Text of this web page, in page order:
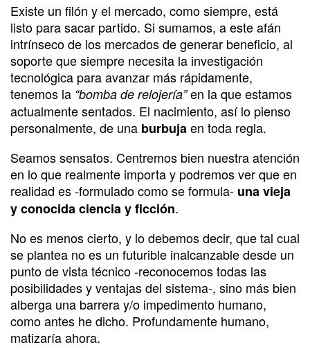
Existe un filón y el mercado, como siempre, está
listo para sacar partido. Si sumamos, a este afán
intrínseco de los mercados de generar beneficio, al
soporte que siempre necesita la investigación
tecnológica para avanzar más rápidamente,
tenemos la “bomba de relojería”en la que estamos
actualmente sentados. El nacimiento, así lo pienso
personalmente, de una burbujaen toda regla.
Seamos sensatos. Centremos bien nuestra atención
en lo que realmente importa y podremos ver que en
realidad es -formulado como se formula- una vieja
y conocida ciencia y ficción.
No es menos cierto, y lo debemos decir, que tal cual
se plantea no es un futurible inalcanzable desde un
punto de vista técnico -reconocemos todas las
posibilidades y ventajas del sistema-, sino más bien
alberga una barrera y/o impedimento humano,
como antes he dicho. Profundamente humano,
matizaría ahora.